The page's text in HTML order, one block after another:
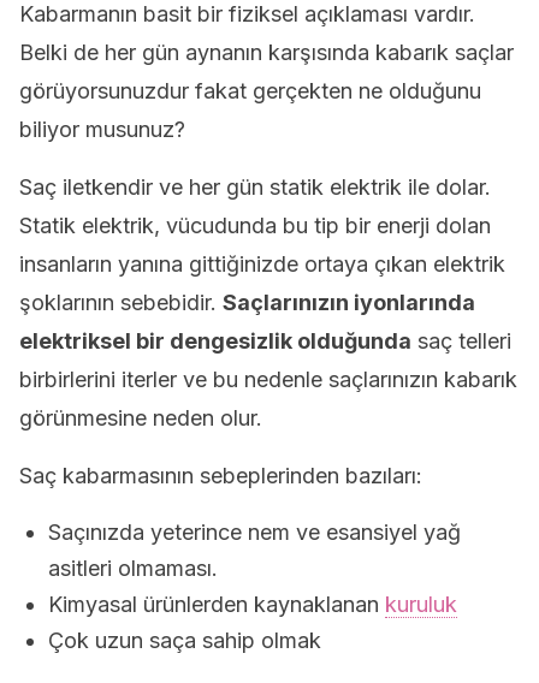
Kabarmanın basit bir fiziksel açıklaması vardır.
Belki de her gün aynanın karşısında kabarık saçlar
görüyorsunuzdur fakat gerçekten ne olduğunu
biliyor musunuz?
Saç iletkendir ve her gün statik elektrik ile dolar.
Statik elektrik, vücudunda bu tip bir enerji dolan
insanların yanına gittiğinizde ortaya çıkan elektrik
şoklarının sebebidir. Saçlarınızın iyonlarında
elektriksel bir dengesizlik olduğunda saç telleri
birbirlerini iterler ve bu nedenle saçlarınızın kabarık
görünmesine neden olur.
Saç kabarmasının sebeplerinden bazıları:
Saçınızda yeterince nem ve esansiyel yağ
asitleri olmaması.
Kimyasal ürünlerden kaynaklanan kuruluk
Çok uzun saça sahip olmak